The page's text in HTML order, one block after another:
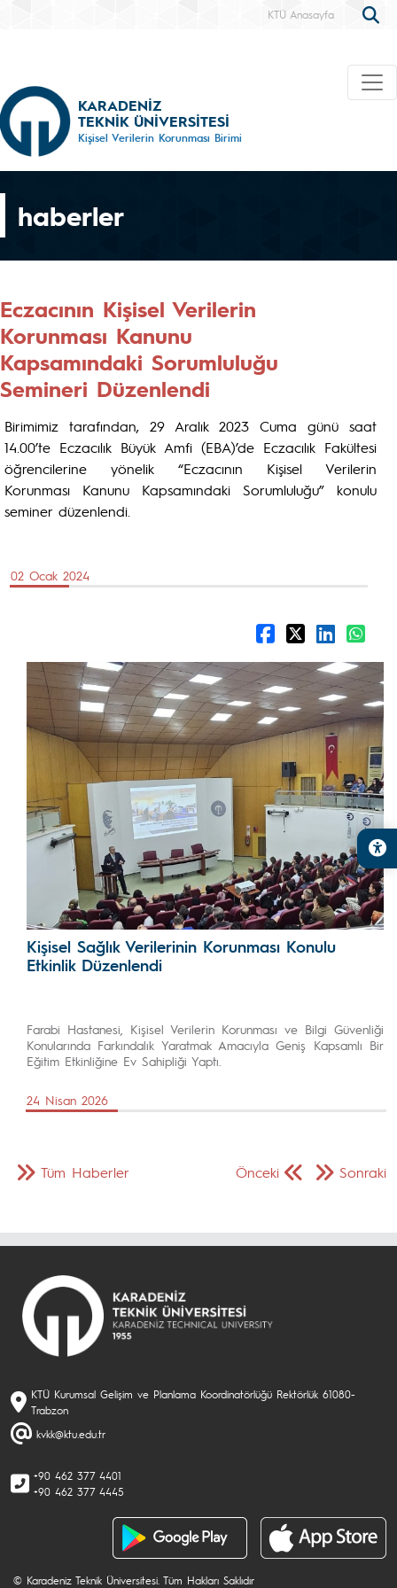
KTÜ Anasayfa
KARADENİZ
TEKNİK ÜNİVERSİTESİ
Kişisel Verilerin Korunması Birimi
haberler
Eczacının Kişisel Verilerin
Korunması Kanunu
Kapsamındaki Sorumluluğu
Semineri Düzenlendi
Birimimiz tarafından, 29 Aralık 2023 Cuma günü saat
14.00’te Eczacılık Büyük Amfi (EBA)’de Eczacılık Fakültesi
öğrencilerine yönelik “Eczacının Kişisel Verilerin
Korunması Kanunu Kapsamındaki Sorumluluğu” konulu
seminer düzenlendi.
02 Ocak 2024
Kişisel Sağlık Verilerinin Korunması Konulu
Etkinlik Düzenlendi
Farabi Hastanesi, Kişisel Verilerin Korunması ve Bilgi Güvenliği
Konularında Farkındalık Yaratmak Amacıyla Geniş Kapsamlı Bir
Eğitim Etkinliğine Ev Sahipliği Yaptı.
24 Nisan 2026
Önceki Sonraki
Tüm Haberler
KTÜ Kurumsal Gelişim ve Planlama Koordinatörlüğü Rektörlük 61080-
Trabzon
kvkk@ktu.edu.tr
+90 462 377 4401
+90 462 377 4445
© Karadeniz Teknik Üniversitesi. Tüm Hakları Saklıdır